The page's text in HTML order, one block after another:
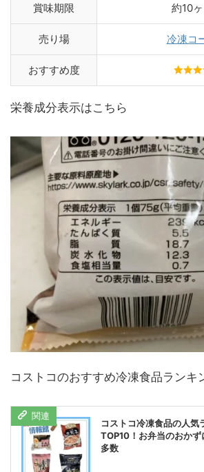
賞味期限 約10
売り場 冷凍コ
おすすめ度
栄養成分表示はこちら
コストコのおすすめ冷凍食品ランキ
コストコ冷凍食品の人気
TOP10！お弁当のおか
多数